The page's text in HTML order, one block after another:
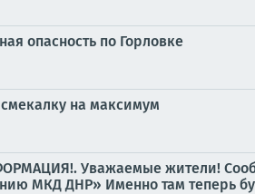
опасность по Горловке
на максимум
Уважаемые жители!
МКД ДНР» Именно там теперь